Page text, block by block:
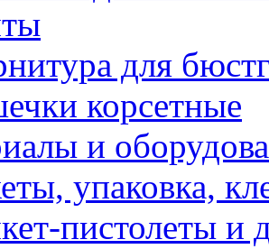
для
корсетные
и
упаковка,
пистолеты и